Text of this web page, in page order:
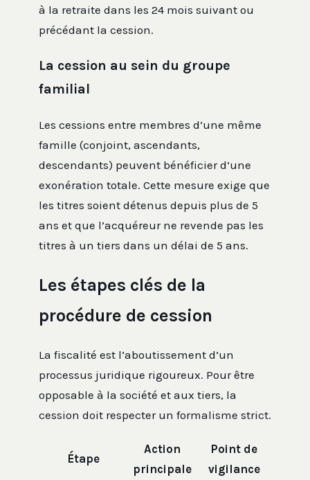
à la retraite dans les 24 mois suivant ou
précédant la cession.
La cession au sein du groupe
familial
Les cessions entre membres d’une même
famille (conjoint, ascendants,
descendants) peuvent bénéficier d’une
exonération totale. Cette mesure exige que
les titres soient détenus depuis plus de 5
ans et que l’acquéreur ne revende pas les
titres à un tiers dans un délai de 5 ans.
Les étapes clés de la
procédure de cession
La fiscalité est l’aboutissement d’un
processus juridique rigoureux. Pour être
opposable à la société et aux tiers, la
cession doit respecter un formalisme strict.
Étape
Action
principale
Point de
vigilance